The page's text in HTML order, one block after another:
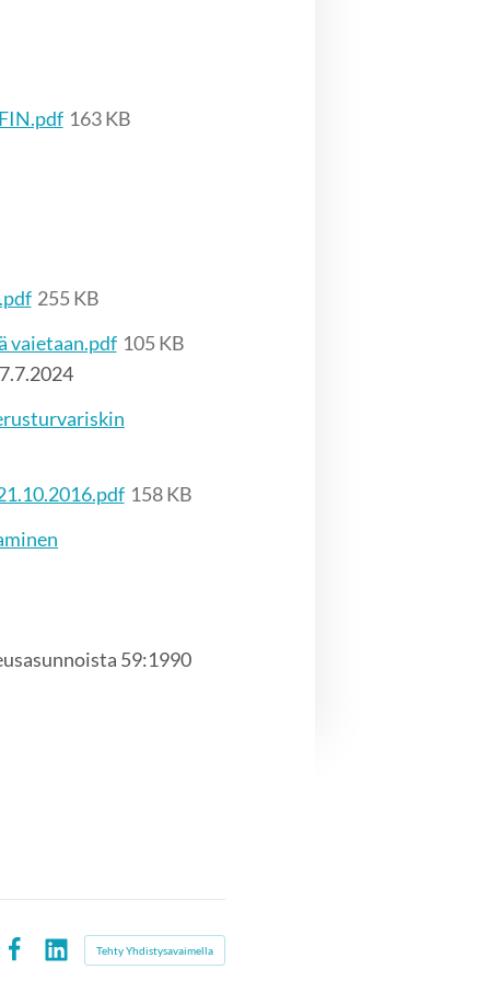
163 KB
255 KB
vaietaan.pdf 105 KB
158 KB
59:1990
LinkedIn
Tehty Yhdistysavaimella